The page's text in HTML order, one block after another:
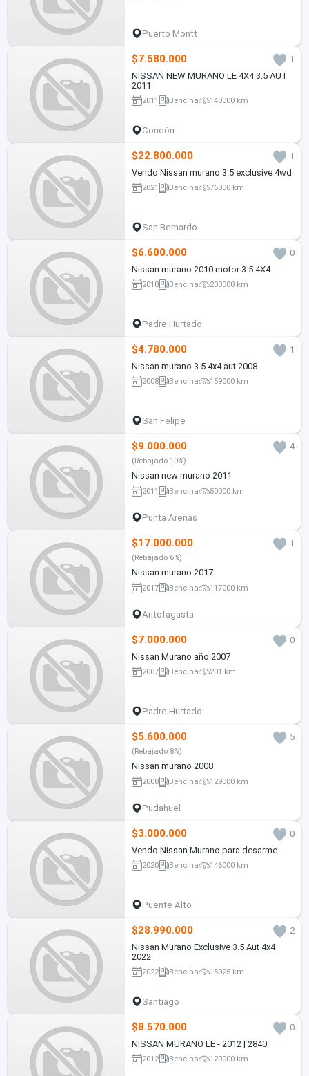
Puerto Montt
$7.580.000
1
NISSAN NEW MURANO LE 4X4 3.5 AUT
2011
2011 Bencina 140000 km
Concón
$22.800.000
1
Vendo Nissan murano 3.5 exclusive 4wd
2021 Bencina 76000 km
San Bernardo
$6.600.000
0
Nissan murano 2010 motor 3.5 4X4
2010 Bencina 200000 km
Padre Hurtado
$4.780.000
1
Nissan murano 3.5 4x4 aut 2008
2008 Bencina 159000 km
San Felipe
$9.000.000 4
(Rebajado 10%)
Nissan new murano 2011
2011 Bencina 50000 km
Punta Arenas
$17.000.000 1
(Rebajado 6%)
Nissan murano 2017
2017 Bencina 117000 km
Antofagasta
$7.000.000
0
Nissan Murano año 2007
2007 Bencina 201 km
Padre Hurtado
$5.600.000 5
(Rebajado 8%)
Nissan murano 2008
2008 Bencina 129000 km
Pudahuel
$3.000.000
0
Vendo Nissan Murano para desarme
2020 Bencina 146000 km
Puente Alto
$28.990.000
2
Nissan Murano Exclusive 3.5 Aut 4x4
2022
2022 Bencina 15025 km
Santiago
$8.570.000
0
NISSAN MURANO LE - 2012 | 2840
2012 Bencina 120000 km